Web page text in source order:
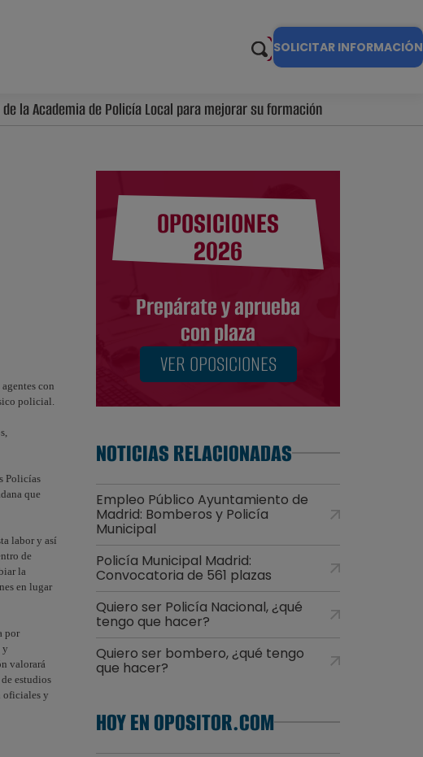
SOLICITAR INFORMACIÓN
la Academia de Policía Local para mejorar su formación
con
policial.
Policías
que
labor y así
de
la
en lugar
por
y
valorará
estudios
oficiales y
OPOSICIONES
2026
Prepárate y aprueba
con plaza
VER OPOSICIONES
NOTICIAS RELACIONADAS
Empleo Público Ayuntamiento de
Madrid: Bomberos y Policía
Municipal
Policía Municipal Madrid:
Convocatoria de 561 plazas
Quiero ser Policía Nacional, ¿qué
tengo que hacer?
Quiero ser bombero, ¿qué tengo
que hacer?
HOY EN OPOSITOR.COM